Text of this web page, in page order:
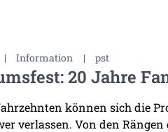
| Information | pst
20 Jahre
können sich die
verlassen. Von den